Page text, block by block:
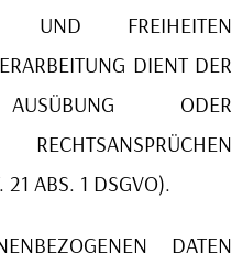
UND FREIHEITEN
DIENT DER
AUSÜBUNG ODER
21 ABS. 1 DSGVO).
DATEN